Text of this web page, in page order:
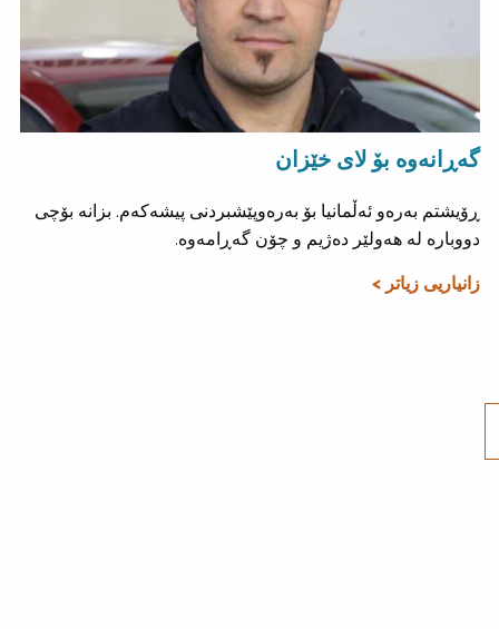
گەڕانەوە بۆ لای خێزان
ڕۆیشتم بەرەو ئەڵمانیا بۆ بەرەوپێشبردنی پیشەکەم. بزانە بۆچی
دووبارە لە هەولێر دەژیم و چۆن گەڕامەوە.
زانیاریی زیاتر >